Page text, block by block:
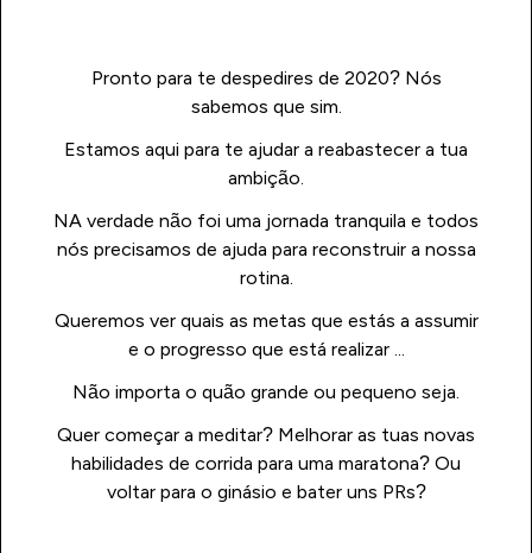
Pronto para te despedires de 2020? Nós
sabemos que sim.
Estamos aqui para te ajudar a reabastecer a tua
ambição.
NA verdade não foi uma jornada tranquila e todos
nós precisamos de ajuda para reconstruir a nossa
rotina.
Queremos ver quais as metas que estás a assumir
e o progresso que está realizar ...
Não importa o quão grande ou pequeno seja.
Quer começar a meditar? Melhorar as tuas novas
habilidades de corrida para uma maratona? Ou
voltar para o ginásio e bater uns PRs?